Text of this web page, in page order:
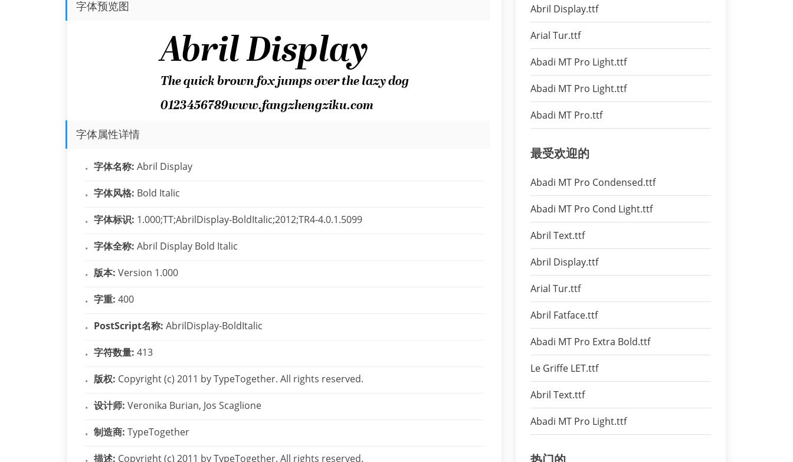
字体预览图
字体属性详情
字体名称: Abril Display
字体风格: Bold Italic
字体标识: 1.000;TT;AbrilDisplay-BoldItalic;2012;TR4-4.0.1.5099
字体全称: Abril Display Bold Italic
版本: Version 1.000
字重: 400
PostScript名称: AbrilDisplay-BoldItalic
字符数量: 413
版权: Copyright (c) 2011 by TypeTogether. All rights reserved.
设计师: Veronika Burian, Jos Scaglione
制造商: TypeTogether
描述: Copyright (c) 2011 by TypeTogether. All rights reserved.
Abril Display.ttf
Arial Tur.ttf
Abadi MT Pro Light.ttf
Abadi MT Pro Light.ttf
Abadi MT Pro.ttf
最受欢迎的
Abadi MT Pro Condensed.ttf
Abadi MT Pro Cond Light.ttf
Abril Text.ttf
Abril Display.ttf
Arial Tur.ttf
Abril Fatface.ttf
Abadi MT Pro Extra Bold.ttf
Le Griffe LET.ttf
Abril Text.ttf
Abadi MT Pro Light.ttf